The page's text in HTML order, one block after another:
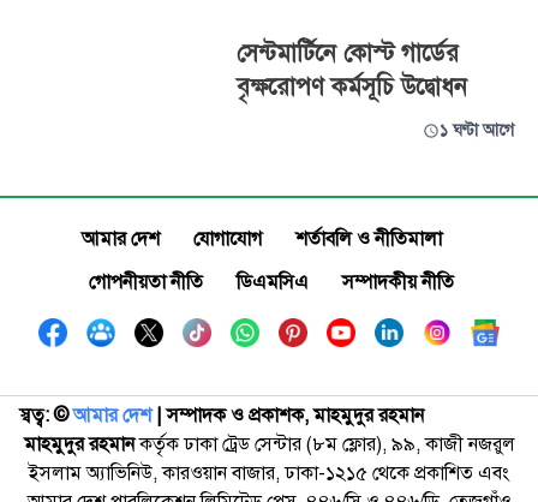
সেন্টমার্টিনে কোস্ট গার্ডের
বৃক্ষরোপণ কর্মসূচি উদ্বোধন
১ ঘণ্টা আগে
আমার দেশ যোগাযোগ
শর্তাবলি ও নীতিমালা
গোপনীয়তা নীতি
ডিএমসিএ সম্পাদকীয় নীতি
স্বত্ব: ©️আমার দেশ| সম্পাদক ও প্রকাশক, মাহমুদুর রহমান
মাহমুদুর রহমানকর্তৃক ঢাকা ট্রেড সেন্টার (৮ম ফ্লোর), ৯৯, কাজী নজরুল
ইসলাম অ্যাভিনিউ, কারওয়ান বাজার, ঢাকা-১২১৫ থেকে প্রকাশিত এবং